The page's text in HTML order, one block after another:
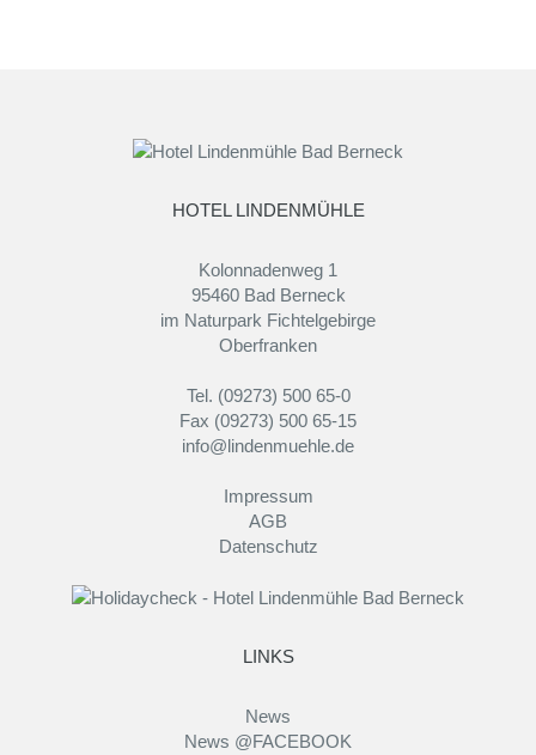
HOTEL LINDENMÜHLE
Kolonnadenweg 1
95460 Bad Berneck
im Naturpark Fichtelgebirge
Oberfranken
Tel. (09273) 500 65-0
Fax (09273) 500 65-15
info@lindenmuehle.de
Impressum
AGB
Datenschutz
LINKS
News
News @FACEBOOK